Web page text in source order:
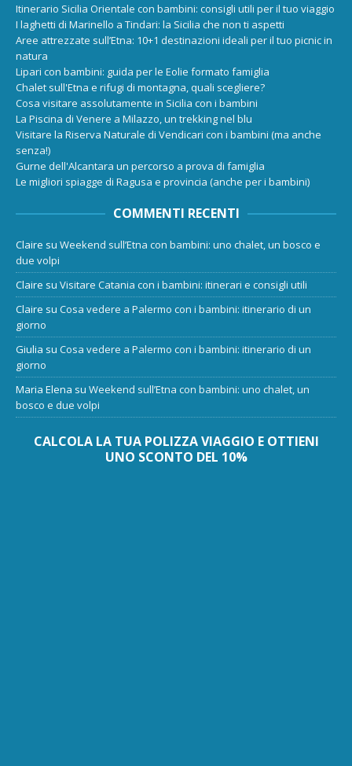
Itinerario Sicilia Orientale con bambini: consigli utili per il tuo viaggio
I laghetti di Marinello a Tindari: la Sicilia che non ti aspetti
Aree attrezzate sull’Etna: 10+1 destinazioni ideali per il tuo picnic in
natura
Lipari con bambini: guida per le Eolie formato famiglia
Chalet sull'Etna e rifugi di montagna, quali scegliere?
Cosa visitare assolutamente in Sicilia con i bambini
La Piscina di Venere a Milazzo, un trekking nel blu
Visitare la Riserva Naturale di Vendicari con i bambini (ma anche
senza!)
Gurne dell'Alcantara un percorso a prova di famiglia
Le migliori spiagge di Ragusa e provincia (anche per i bambini)
COMMENTI RECENTI
Claire su Weekend sull’Etna con bambini: uno chalet, un bosco e
due volpi
Claire su Visitare Catania con i bambini: itinerari e consigli utili
Claire su Cosa vedere a Palermo con i bambini: itinerario di un
giorno
Giulia su Cosa vedere a Palermo con i bambini: itinerario di un
giorno
Maria Elena su Weekend sull’Etna con bambini: uno chalet, un
bosco e due volpi
CALCOLA LA TUA POLIZZA VIAGGIO E OTTIENI
UNO SCONTO DEL 10%